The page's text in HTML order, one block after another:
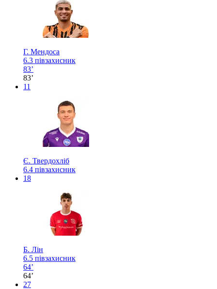
Г. Мендоса
6.3 півзахисник
83’
83’
11
Є. Твердохліб
6.4 півзахисник
18
Б. Лін
6.5 півзахисник
64’
64’
27